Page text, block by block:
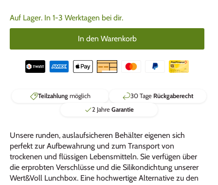
Auf Lager. In 1-3 Werktagen bei dir.
In den Warenkorb
Teilzahlungmöglich 30 Tage Rückgaberecht
2 JahreGarantie
Unsere runden, auslaufsicheren Behälter eigenen sich
perfekt zur Aufbewahrung und zum Transport von
trockenen und flüssigen Lebensmitteln. Sie verfügen über
die erprobten Verschlüsse und die Silikondichtung unserer
Wert&Voll Lunchbox. Eine hochwertige Alternative zu den